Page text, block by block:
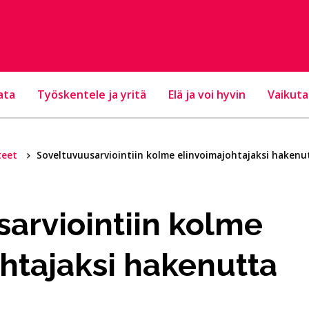
Työskentele ja yritä Elä ja voi hyvin
Soveltuvuusarviointiin kolme elinvoimajohtajaksi
kolme
hakenutta